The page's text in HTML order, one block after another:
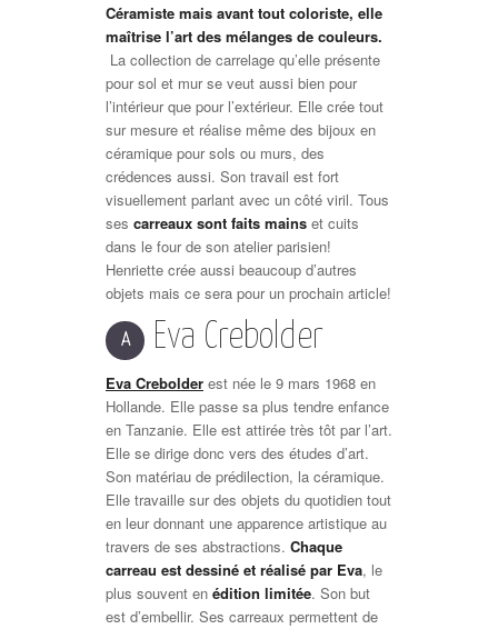
Céramiste mais avant tout coloriste, elle
maîtrise l’art des mélanges de couleurs.
La collection de carrelage qu’elle présente
pour sol et mur se veut aussi bien pour
l’intérieur que pour l’extérieur. Elle crée tout
sur mesure et réalise même des bijoux en
céramique pour sols ou murs, des
crédences aussi. Son travail est fort
visuellement parlant avec un côté viril. Tous
ses carreaux sont faits mains et cuits
dans le four de son atelier parisien!
Henriette crée aussi beaucoup d’autres
objets mais ce sera pour un prochain article!
A Eva Crebolder
Eva Crebolder est née le 9 mars 1968 en
Hollande. Elle passe sa plus tendre enfance
en Tanzanie. Elle est attirée très tôt par l’art.
Elle se dirige donc vers des études d’art.
Son matériau de prédilection, la céramique.
Elle travaille sur des objets du quotidien tout
en leur donnant une apparence artistique au
travers de ses abstractions. Chaque
carreau est dessiné et réalisé par Eva, le
plus souvent en édition limitée. Son but
est d’embellir. Ses carreaux permettent de